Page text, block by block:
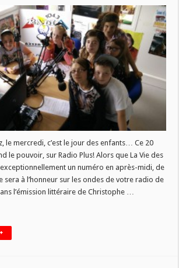
jeunesse
prend
le
pouvoir!
le mercredi, c’est le jour des enfants… Ce 20
le pouvoir, sur Radio Plus! Alors que La Vie des
un numéro en après-midi, de
sera à l’honneur sur les ondes de votre radio de
l’émission littéraire de Christophe …